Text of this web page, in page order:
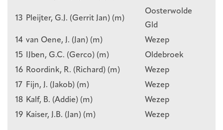
13 Pleijter, G.J. (Gerrit Jan) (m)
Oosterwolde
Gld
14 van Oene, J. (Jan) (m)
Wezep
15
IJben, G.C. (Gerco) (m)
Oldebroek
16 Roordink, R. (Richard) (m)
Wezep
17
Fijn, J. (Jakob) (m)
Wezep
18 Kalf, B. (Addie) (m)
Wezep
19 Kaiser, J.B. (Jan) (m) Wezep